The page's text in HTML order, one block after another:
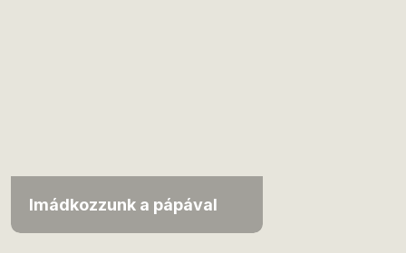
Imádkozzunk a pápával